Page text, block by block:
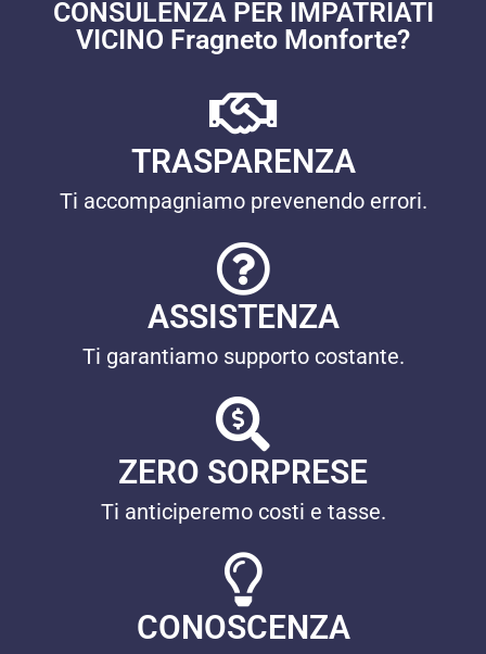
CONSULENZA PER IMPATRIATI
VICINO Fragneto Monforte?
TRASPARENZA
Ti accompagniamo prevenendo errori.
ASSISTENZA
Ti garantiamo supporto costante.
ZERO SORPRESE
Ti anticiperemo costi e tasse.
CONOSCENZA